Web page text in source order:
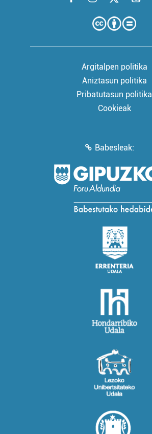
Argitalpen politika
Aniztasun politika
Pribatutasun politika
Cookieak
Babesleak: